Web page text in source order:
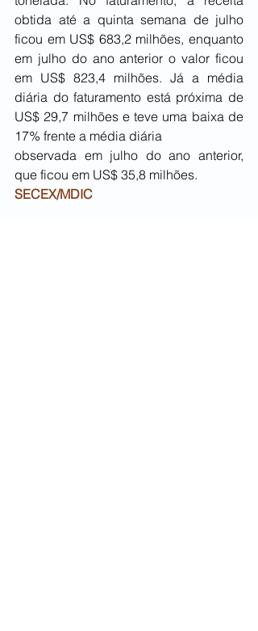
obtida até a quinta semana de julho
ficou em US$ 683,2 milhões, enquanto
em julho do ano anterior o valor ficou
em US$ 823,4 milhões. Já a média
diária do faturamento está próxima de
US$ 29,7 milhões e teve uma baixa de
17% frente a média diária
observada em julho do ano anterior,
que ficou em US$ 35,8 milhões.
SECEX/MDIC